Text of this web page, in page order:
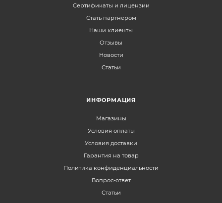
Сертификаты и лицензии
Стать партнером
Наши клиенты
Отзывы
Новости
Статьи
ИНФОРМАЦИЯ
Магазины
Условия оплаты
Условия доставки
Гарантия на товар
Политика конфиденциальности
Вопрос-ответ
Статьи